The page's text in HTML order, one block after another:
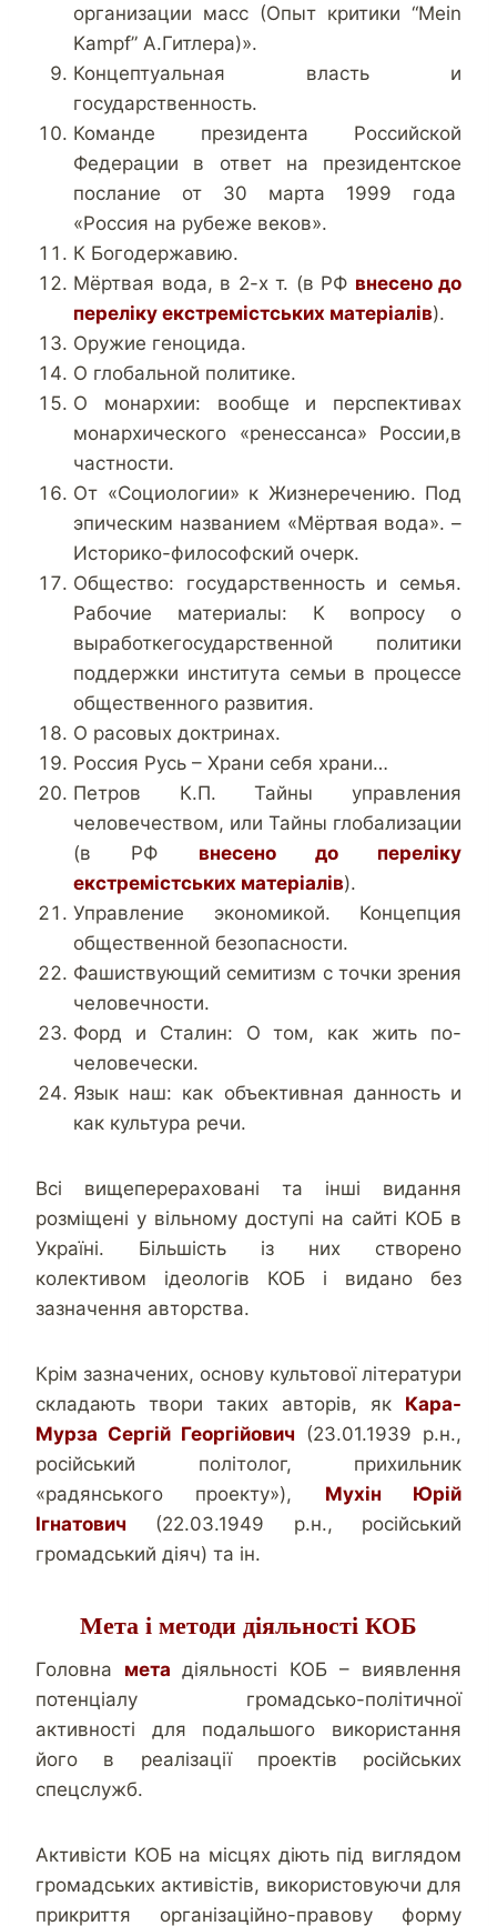
организации масс (Опыт критики “Mein
Kampf” А.Гитлера)».
Концептуальная власть и
государственность.
Команде президента Российской
Федерации в ответ на президентское
послание от 30 марта 1999 года
«Россия на рубеже веков».
К Богодержавию.
Мёртвая вода, в 2-х т. (в РФ внесено до
переліку екстремістських матеріалів).
Оружие геноцида.
О глобальной политике.
О монархии: вообще и перспективах
монархического «ренессанса» России,в
частности.
От «Социологии» к Жизнеречению. Под
эпическим названием «Мёртвая вода». –
Историко-философский очерк.
Общество: государственность и семья.
Рабочие материалы: К вопросу о
выработкегосударственной политики
поддержки института семьи в процессе
общественного развития.
О расовых доктринах.
Россия Русь – Храни себя храни…
Петров К.П. Тайны управления
человечеством, или Тайны глобализации
(в РФ внесено до переліку
екстремістських матеріалів).
Управление экономикой. Концепция
общественной безопасности.
Фашиствующий семитизм с точки зрения
человечности.
Форд и Сталин: О том, как жить по-
человечески.
Язык наш: как объективная данность и
как культура речи.
Всі вищеперераховані та інші видання
розміщені у вільному доступі на сайті КОБ в
Україні. Більшість із них створено
колективом ідеологів КОБ і видано без
зазначення авторства.
Крім зазначених, основу культової літератури
складають твори таких авторів, як Кара-
Мурза Сергій Георгійович (23.01.1939 р.н.,
російський політолог, прихильник
«радянського проекту»), Мухін Юрій
Ігнатович (22.03.1949 р.н., російський
громадський діяч) та ін.
Мета і методи діяльності КОБ
Головна мета діяльності КОБ – виявлення
потенціалу громадсько-політичної
активності для подальшого використання
його в реалізації проектів російських
спецслужб.
Активісти КОБ на місцях діють під виглядом
громадських активістів, використовуючи для
прикриття організаційно-правову форму